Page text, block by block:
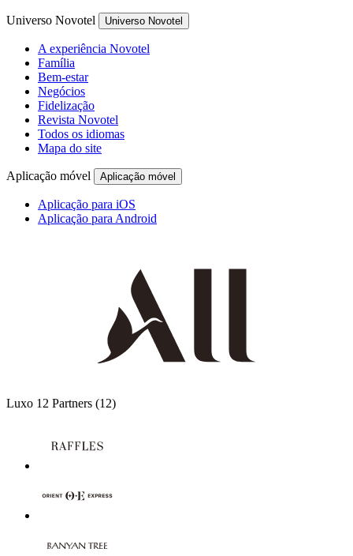
Universo Novotel Universo Novotel
A experiência Novotel
Família
Bem-estar
Negócios
Fidelização
Revista Novotel
Todos os idiomas
Mapa do site
Aplicação móvel Aplicação móvel
Aplicação para iOS
Aplicação para Android
Luxo 12 Partners (12)